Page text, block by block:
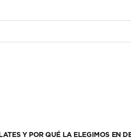
Y POR QUÉ LA ELEGIMOS EN